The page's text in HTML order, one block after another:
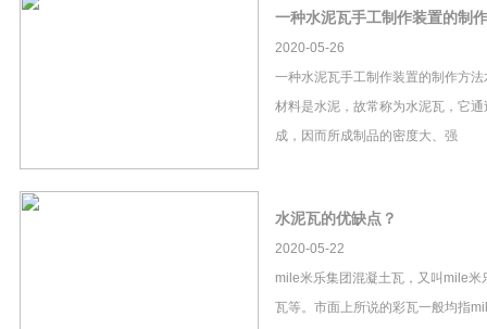
一种水泥瓦手工制作装置的制
2020-05-26
一种水泥瓦手工制作装置的制作方
材料是水泥，故常称为水泥瓦，它
成，因而所成制品的密度大、强
水泥瓦的优缺点？
2020-05-22
mile米乐集团混凝土瓦，又叫mile米
瓦等。市面上所说的彩瓦一般均指